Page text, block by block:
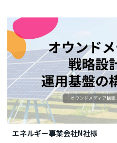
エネルギー事業会社N社様